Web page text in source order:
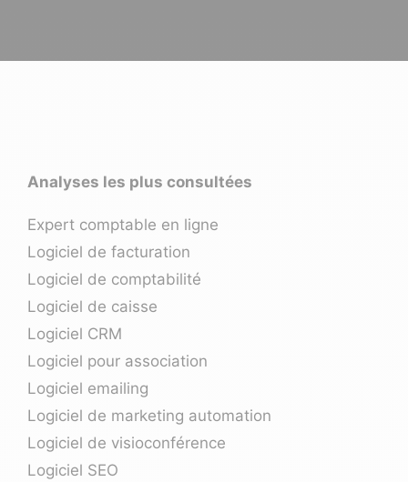
Analyses les plus consultées
Expert comptable en ligne
Logiciel de facturation
Logiciel de comptabilité
Logiciel de caisse
Logiciel CRM
Logiciel pour association
Logiciel emailing
Logiciel de marketing automation
Logiciel de visioconférence
Logiciel SEO